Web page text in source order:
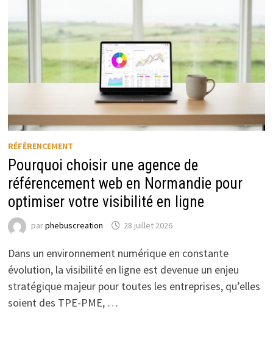
RÉFÉRENCEMENT
Pourquoi choisir une agence de
référencement web en Normandie pour
optimiser votre visibilité en ligne
parphebuscreation 28 juillet 2026
Dans un environnement numérique en constante
évolution, la visibilité en ligne est devenue un enjeu
stratégique majeur pour toutes les entreprises, qu’elles
soient des TPE-PME, …